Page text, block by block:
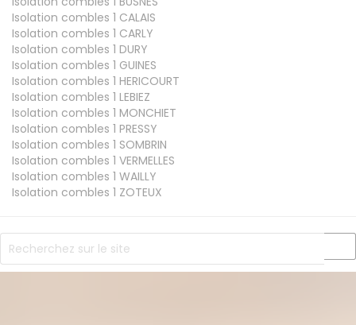
Isolation combles 1 CALAIS
Isolation combles 1 CARLY
Isolation combles 1 DURY
Isolation combles 1 GUINES
Isolation combles 1 HERICOURT
Isolation combles 1 LEBIEZ
Isolation combles 1 MONCHIET
Isolation combles 1 PRESSY
Isolation combles 1 SOMBRIN
Isolation combles 1 VERMELLES
Isolation combles 1 WAILLY
Isolation combles 1 ZOTEUX